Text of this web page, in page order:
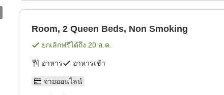
Room, 2 Queen Beds, Non Smoking
ยกเลิกฟรีได้ถึง 20 ส.ค.
อาหาร อาหารเช้า
จ่ายออนไลน์